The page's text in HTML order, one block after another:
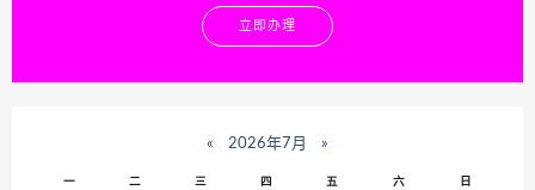
立即办理
« 2026年7月 »
一 二 三 四 五 六 日